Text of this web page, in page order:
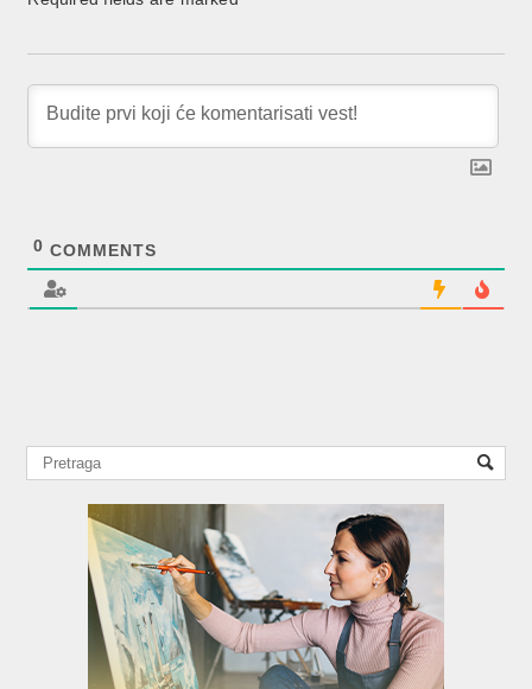
0 COMMENTS